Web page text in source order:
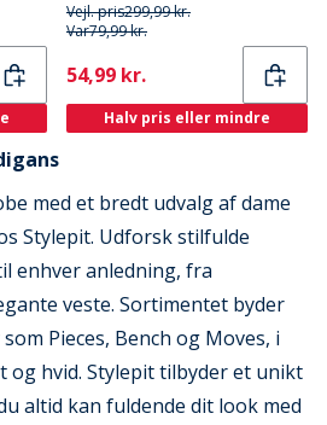
Vejl. pris299,99 kr.
Var79,99 kr.
Current
54,99 kr.
Halv pris eller mindre
med et bredt udvalg af dame
Stylepit. Udforsk stilfulde
enhver anledning, fra
veste. Sortimentet byder
Pieces, Bench og Moves, i
og hvid. Stylepit tilbyder et unikt
altid kan fuldende dit look med